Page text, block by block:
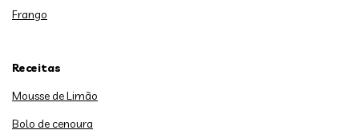
Frango
Receitas
Mousse de Limão
Bolo de cenoura